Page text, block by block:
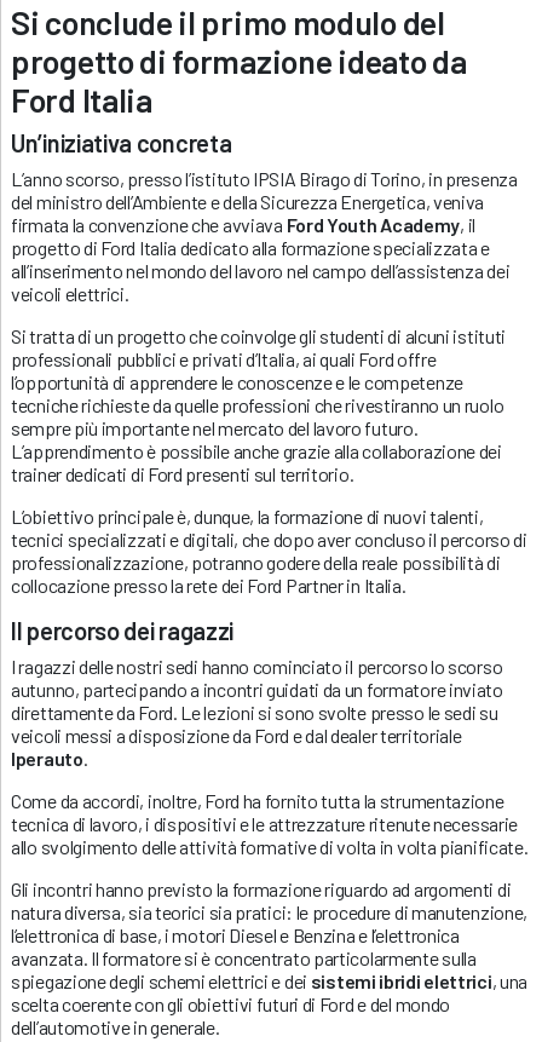
Si conclude il primo modulo del
progetto di formazione ideato da
Ford Italia
Un’iniziativa concreta
L’anno scorso, presso l’istituto IPSIA Birago di Torino, in presenza
del ministro dell’Ambiente e della Sicurezza Energetica, veniva
firmata la convenzione che avviava Ford Youth Academy, il
progetto di Ford Italia dedicato alla formazione specializzata e
all’inserimento nel mondo del lavoro nel campo dell’assistenza dei
veicoli elettrici.
Si tratta di un progetto che coinvolge gli studenti di alcuni istituti
professionali pubblici e privati d’Italia, ai quali Ford offre
l’opportunità di apprendere le conoscenze e le competenze
tecniche richieste da quelle professioni che rivestiranno un ruolo
sempre più importante nel mercato del lavoro futuro.
L’apprendimento è possibile anche grazie alla collaborazione dei
trainer dedicati di Ford presenti sul territorio.
L’obiettivo principale è, dunque, la formazione di nuovi talenti,
tecnici specializzati e digitali, che dopo aver concluso il percorso di
professionalizzazione, potranno godere della reale possibilità di
collocazione presso la rete dei Ford Partner in Italia.
Il percorso dei ragazzi
I ragazzi delle nostri sedi hanno cominciato il percorso lo scorso
autunno, partecipando a incontri guidati da un formatore inviato
direttamente da Ford. Le lezioni si sono svolte presso le sedi su
veicoli messi a disposizione da Ford e dal dealer territoriale
Iperauto
Come da accordi, inoltre, Ford ha fornito tutta la strumentazione
tecnica di lavoro, i dispositivi e le attrezzature ritenute necessarie
allo svolgimento delle attività formative di volta in volta pianificate.
Gli incontri hanno previsto la formazione riguardo ad argomenti di
natura diversa, sia teorici sia pratici: le procedure di manutenzione,
l’elettronica di base, i motori Diesel e Benzina e l’elettronica
avanzata. Il formatore si è concentrato particolarmente sulla
spiegazione degli schemi elettrici e dei sistemi ibridi elettrici, una
scelta coerente con gli obiettivi futuri di Ford e del mondo
dell’automotive in generale.